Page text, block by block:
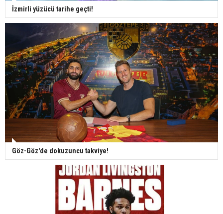
İzmirli yüzücü tarihe geçti!
Göz-Göz'de dokuzuncu takviye!